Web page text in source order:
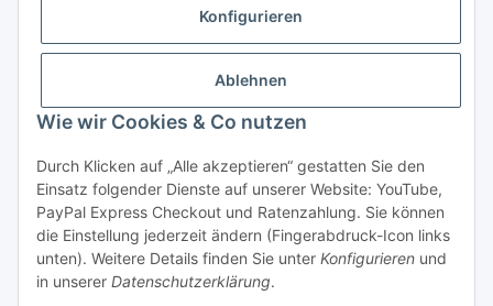
Konfigurieren
Ablehnen
Wie wir Cookies & Co nutzen
Durch Klicken auf „Alle akzeptieren“ gestatten Sie den
Einsatz folgender Dienste auf unserer Website: YouTube,
PayPal Express Checkout und Ratenzahlung. Sie können
die Einstellung jederzeit ändern (Fingerabdruck-Icon links
unten). Weitere Details finden Sie unter Konfigurieren und
in unserer Datenschutzerklärung.
Vertrag widerrufen